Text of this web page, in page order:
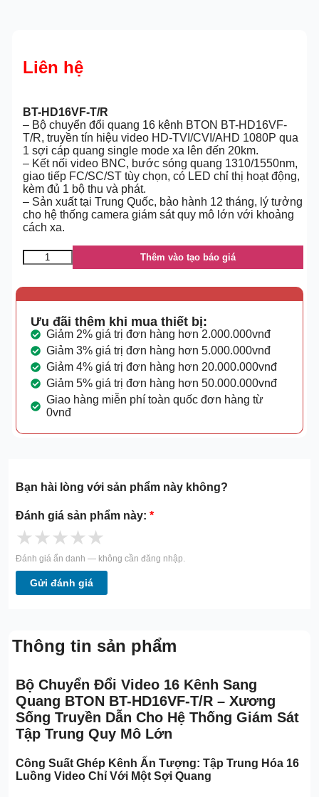
Liên hệ
BT-HD16VF-T/R
– Bộ chuyển đổi quang 16 kênh BTON BT-HD16VF-
T/R, truyền tín hiệu video HD-TVI/CVI/AHD 1080P qua
1 sợi cáp quang single mode xa lên đến 20km.
– Kết nối video BNC, bước sóng quang 1310/1550nm,
giao tiếp FC/SC/ST tùy chọn, có LED chỉ thị hoạt động,
kèm đủ 1 bộ thu và phát.
– Sản xuất tại Trung Quốc, bảo hành 12 tháng, lý tưởng
cho hệ thống camera giám sát quy mô lớn với khoảng
cách xa.
Thêm vào tạo báo giá
Ưu đãi thêm khi mua thiết bị:
Giảm 2% giá trị đơn hàng hơn 2.000.000vnđ
Giảm 3% giá trị đơn hàng hơn 5.000.000vnđ
Giảm 4% giá trị đơn hàng hơn 20.000.000vnđ
Giảm 5% giá trị đơn hàng hơn 50.000.000vnđ
Giao hàng miễn phí toàn quốc đơn hàng từ
0vnđ
Thông tin sản phẩm
Bộ Chuyển Đổi Video 16 Kênh Sang
Quang BTON BT-HD16VF-T/R – Xương
Sống Truyền Dẫn Cho Hệ Thống Giám Sát
Tập Trung Quy Mô Lớn
Công Suất Ghép Kênh Ấn Tượng: Tập Trung Hóa 16
Luồng Video Chỉ Với Một Sợi Quang
Bạn hài lòng với sản phẩm này không?
Đánh giá sản phẩm này:*
★★★★★
Đánh giá ẩn danh — không cần đăng nhập.
Gửi đánh giá